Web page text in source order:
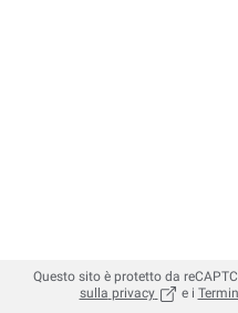
Questo sito è protetto da
sulla privacy , (apre in
e i